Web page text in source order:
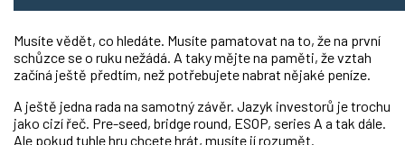
Musíte vědět, co hledáte. Musíte pamatovat na to, že na první
schůzce se o ruku nežádá. A taky mějte na paměti, že vztah
začíná ještě předtím, než potřebujete nabrat nějaké peníze.
A ještě jedna rada na samotný závěr. Jazyk investorů je trochu
jako cizí řeč. Pre-seed, bridge round, ESOP, series A a tak dále.
Ale pokud tuhle hru chcete hrát, musíte jí rozumět.